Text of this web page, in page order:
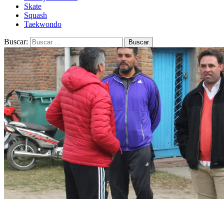
Skate
Squash
Taekwondo
Buscar: